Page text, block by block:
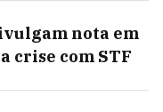
nota em
crise com STF